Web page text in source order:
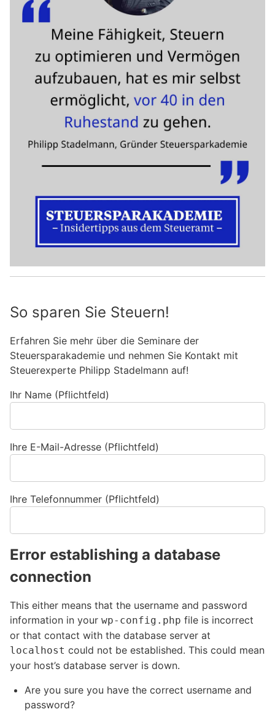
So sparen Sie Steuern!
Erfahren Sie mehr über die Seminare der
Steuersparakademie und nehmen Sie Kontakt mit
Steuerexperte Philipp Stadelmann auf!
Ihr Name (Pflichtfeld)
Ihre E-Mail-Adresse (Pflichtfeld)
Ihre Telefonnummer (Pflichtfeld)
Error establishing a database
connection
This either means that the username and password
information in your wp-config.php file is incorrect
or that contact with the database server at
localhost could not be established. This could mean
your host’s database server is down.
Are you sure you have the correct username and
password?